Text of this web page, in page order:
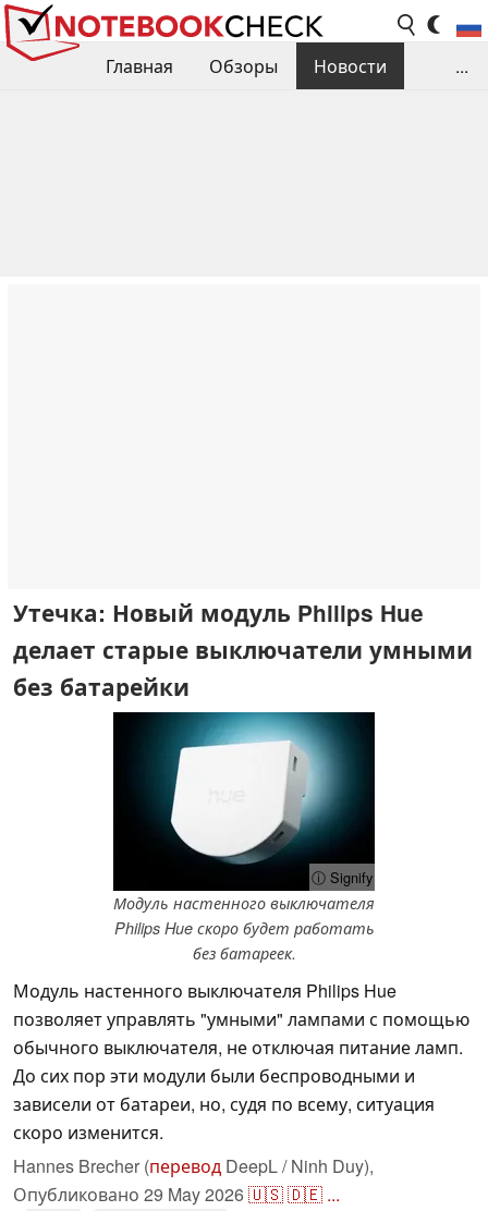
Главная Обзоры
Новости
...
Утечка: Новый модуль Philips Hue
делает старые выключатели умными
без батарейки
ⓘ Signify
Модуль настенного выключателя
Philips Hue скоро будет работать
без батареек.
Модуль настенного выключателя Philips Hue
позволяет управлять "умными" лампами с помощью
обычного выключателя, не отключая питание ламп.
До сих пор эти модули были беспроводными и
зависели от батареи, но, судя по всему, ситуация
скоро изменится.
Hannes Brecher (перевод DeepL / Ninh Duy),
Опубликовано 29 May 2026🇺🇸🇩🇪 ...